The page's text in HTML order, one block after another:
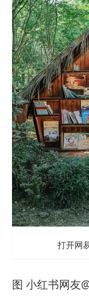
打开网
图 小红书网友